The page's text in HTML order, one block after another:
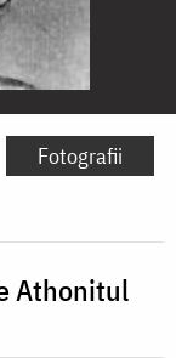
Fotografii
Athonitul